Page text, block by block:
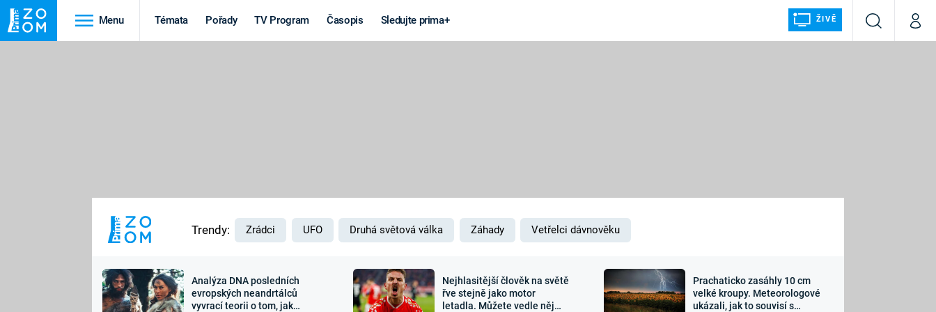
Menu Témata Pořady TV Program Časopis Sledujte prima+ ŽIVĚ
VyhledáváníMůj
MARS
Výročí
Záhady a
Zajímavosti Sledujte nás
Trendy: Zrádci UFO Druhá světová válka Záhady Vetřelci dávnověku
Analýza DNA posledních
evropských neandrtálců
vyvrací teorii o tom, jak
Nejhlasitější člověk na světě
řve stejně jako motor
letadla. Můžete vedle něj
Prachaticko zasáhly 10 cm
velké kroupy. Meteorologové
ukázali, jak to souvisí s